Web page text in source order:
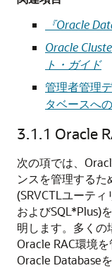
『Oracle
Oracle
ト・ガイド
管理者管理
タベースへ
3.1.1 Oracle
次の項では、
ンスを管理する
(SRVCTLユーテ
およびSQL*Plus)
明します。多くの
Oracle RAC環境
Oracle Database